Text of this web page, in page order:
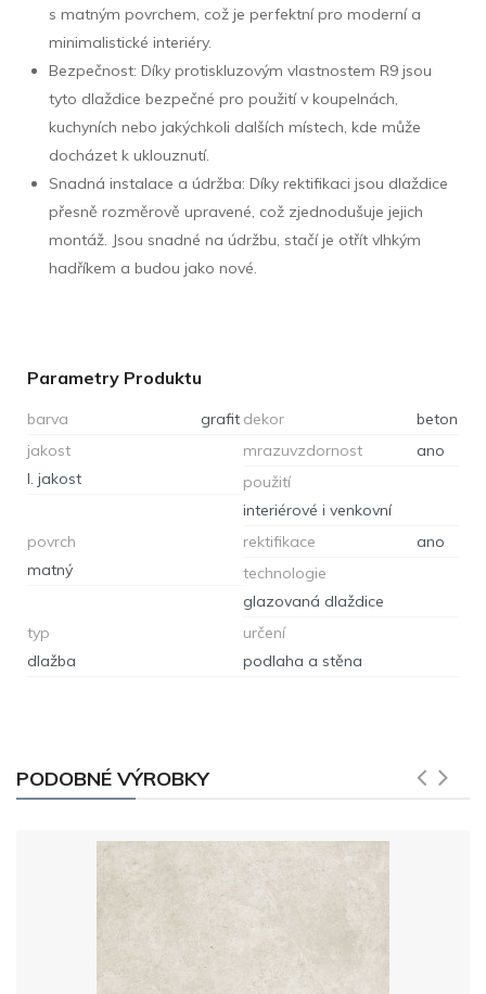
s matným povrchem, což je perfektní pro moderní a
minimalistické interiéry.
Bezpečnost: Díky protiskluzovým vlastnostem R9 jsou
tyto dlaždice bezpečné pro použití v koupelnách,
kuchyních nebo jakýchkoli dalších místech, kde může
docházet k uklouznutí.
Snadná instalace a údržba: Díky rektifikaci jsou dlaždice
přesně rozměrově upravené, což zjednodušuje jejich
montáž. Jsou snadné na údržbu, stačí je otřít vlhkým
hadříkem a budou jako nové.
Parametry Produktu
barva grafit dekor
beton
jakost
I. jakost
mrazuvzdornost
ano
použití
interiérové i venkovní
povrch
matný
rektifikace
ano
technologie
glazovaná dlaždice
typ
dlažba
určení
podlaha a stěna
PODOBNÉ VÝROBKY